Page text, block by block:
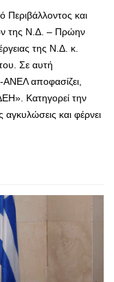
και
της Ν.Δ. – Πρώην
της Ν.Δ. κ.
Σε αυτή
αποφασίζει,
Κατηγορεί την
αγκυλώσεις και φέρνει